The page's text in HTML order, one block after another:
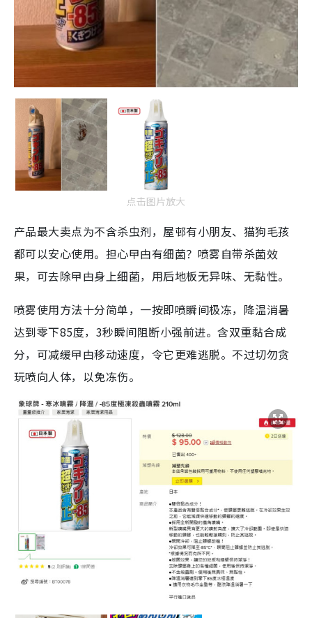
点击图片放大
产品最大卖点为不含杀虫剂，屋邨有小朋友、猫狗毛孩
都可以安心使用。担心曱甴有细菌？喷雾自带杀菌效
果，可去除曱甴身上细菌，用后地板无异味、无黏性。
喷雾使用方法十分简单，一按即喷瞬间极冻，降温消暑
达到零下85度，3秒瞬间阻断小强前进。含双重黏合成
分，可减缓曱甴移动速度，令它更难逃脱。不过切勿贪
玩喷向人体，以免冻伤。